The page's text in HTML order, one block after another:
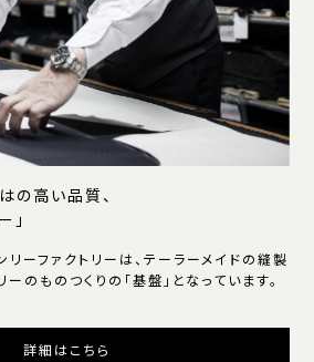
の高い品質、
」
ーファクトリーは、テーラーメイドの縫製
のものつくりの「基盤」となっています。
詳細はこちら